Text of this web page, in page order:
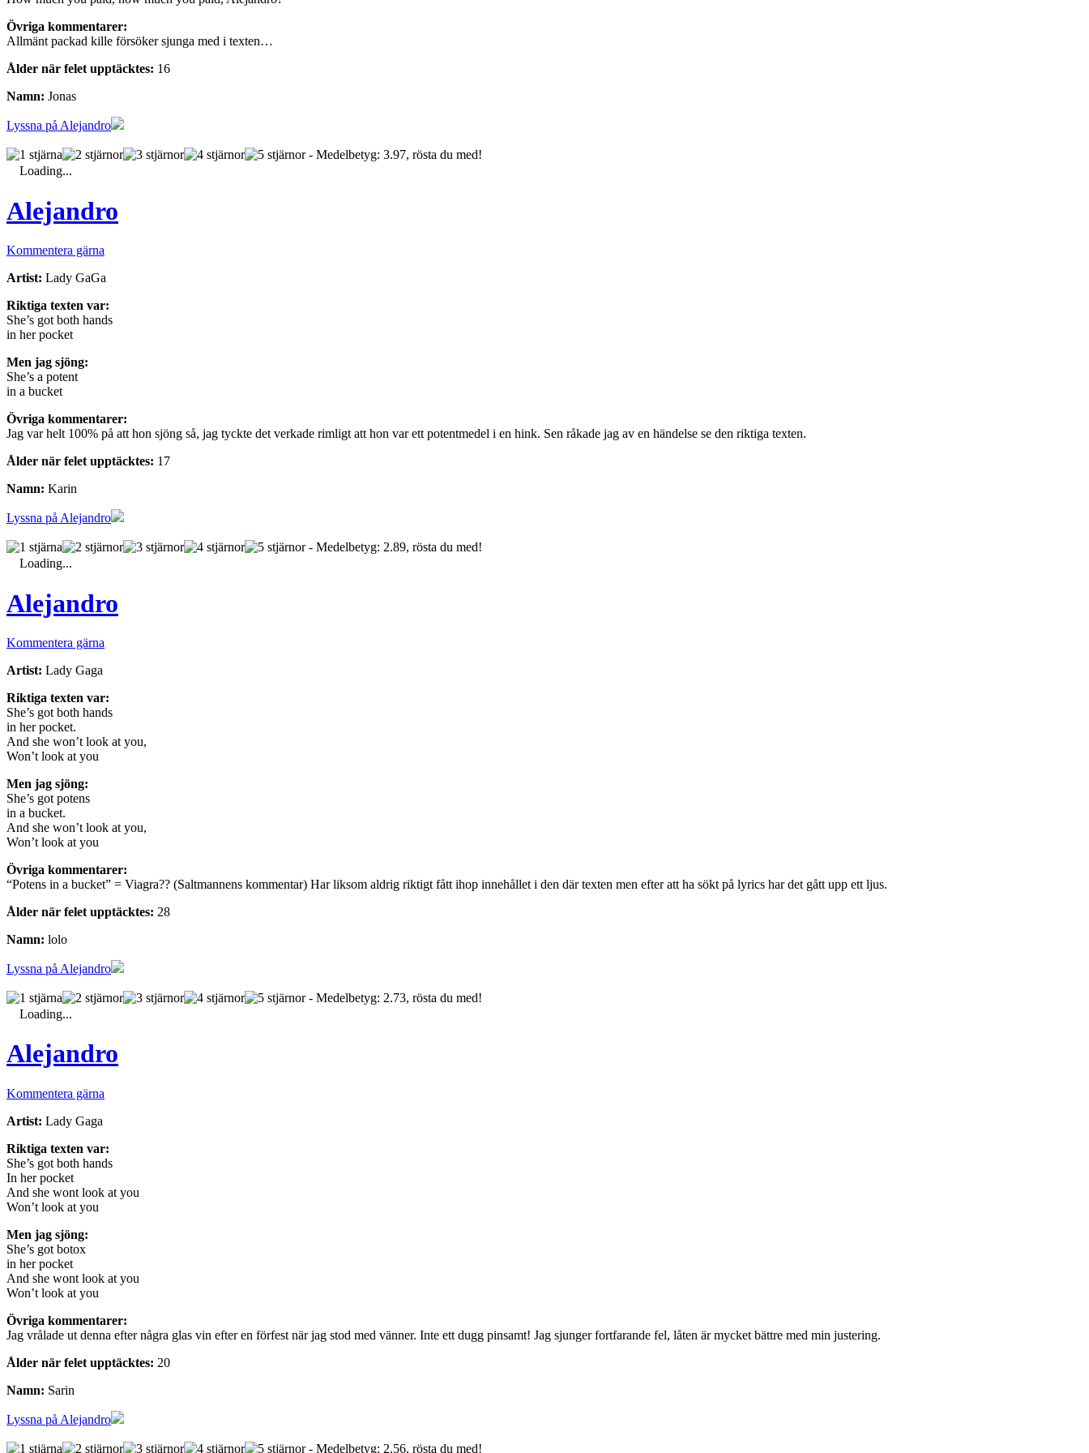
Övriga kommentarer:
Allmänt packad kille försöker sjunga med i texten…
Ålder när felet upptäcktes: 16
Namn: Jonas
Lyssna på Alejandro
- Medelbetyg: 3.97, rösta du med!
Loading...
Alejandro
Kommentera gärna
Artist: Lady GaGa
Riktiga texten var:
She’s got both hands
in her pocket
Men jag sjöng:
She’s a potent
in a bucket
Övriga kommentarer:
Jag var helt 100% på att hon sjöng så, jag tyckte det verkade rimligt att hon var ett potentmedel i en hink. Sen råkade jag av en händelse se den riktiga texten.
Ålder när felet upptäcktes: 17
Namn: Karin
Lyssna på Alejandro
- Medelbetyg: 2.89, rösta du med!
Loading...
Alejandro
Kommentera gärna
Artist: Lady Gaga
Riktiga texten var:
She’s got both hands
in her pocket.
And she won’t look at you,
Won’t look at you
Men jag sjöng:
She’s got potens
in a bucket.
And she won’t look at you,
Won’t look at you
Övriga kommentarer:
“Potens in a bucket” = Viagra?? (Saltmannens kommentar) Har liksom aldrig riktigt fått ihop innehållet i den där texten men efter att ha sökt på lyrics har det gått upp ett ljus.
Ålder när felet upptäcktes: 28
Namn: lolo
Lyssna på Alejandro
- Medelbetyg: 2.73, rösta du med!
Loading...
Alejandro
Kommentera gärna
Artist: Lady Gaga
Riktiga texten var:
She’s got both hands
In her pocket
And she wont look at you
Won’t look at you
Men jag sjöng:
She’s got botox
in her pocket
And she wont look at you
Won’t look at you
Övriga kommentarer:
Jag vrålade ut denna efter några glas vin efter en förfest när jag stod med vänner. Inte ett dugg pinsamt! Jag sjunger fortfarande fel, låten är mycket bättre med min justering.
Ålder när felet upptäcktes: 20
Namn: Sarin
Lyssna på Alejandro
- Medelbetyg: 2.56, rösta du med!